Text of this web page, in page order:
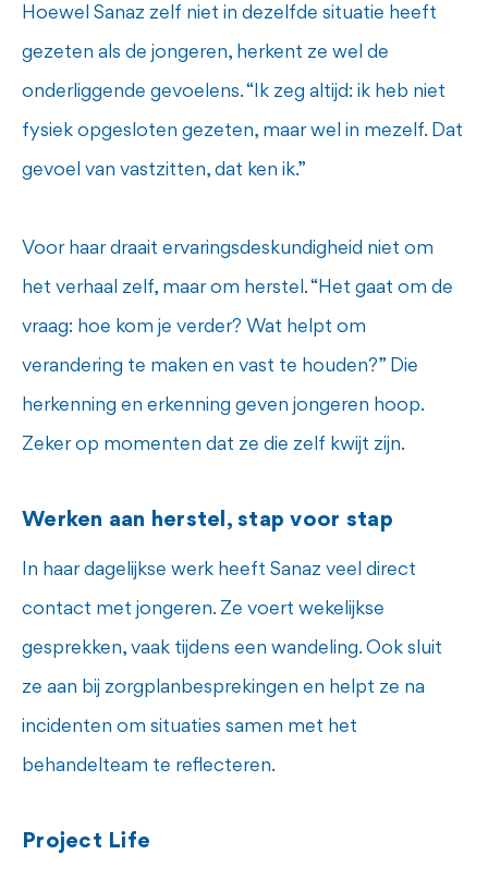
Hoewel Sanaz zelf niet in dezelfde situatie heeft
gezeten als de jongeren, herkent ze wel de
onderliggende gevoelens. “Ik zeg altijd: ik heb niet
fysiek opgesloten gezeten, maar wel in mezelf. Dat
gevoel van vastzitten, dat ken ik.”
Voor haar draait ervaringsdeskundigheid niet om
het verhaal zelf, maar om herstel. “Het gaat om de
vraag: hoe kom je verder? Wat helpt om
verandering te maken en vast te houden?” Die
herkenning en erkenning geven jongeren hoop.
Zeker op momenten dat ze die zelf kwijt zijn.
Werken aan herstel, stap voor stap
In haar dagelijkse werk heeft Sanaz veel direct
contact met jongeren. Ze voert wekelijkse
gesprekken, vaak tijdens een wandeling. Ook sluit
ze aan bij zorgplanbesprekingen en helpt ze na
incidenten om situaties samen met het
behandelteam te reflecteren.
Project Life